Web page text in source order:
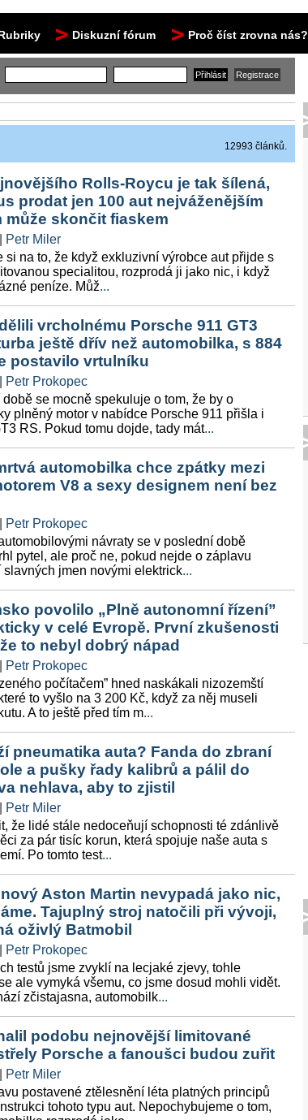
Diskuzní fórum Proč číst zrovna nás?
12993 článků.
Rolls-Roycu je tak šílená,
prodat jen 100 aut nejváženějším
může skončit fiaskem
Petr Miler
si na to, že když exkluzivní výrobce aut přijde s
specialitou, rozprodá ji jako nic, i když
peníze. Můž...
vrcholnému Porsche 911 GT3
ještě dřív než automobilka, s 884
postavilo vrtulníku
Petr Prokopec
se mocně spekuluje o tom, že by o
plněný motor v nabídce Porsche 911 přišla i
RS. Pokud tomu dojde, tady mát...
automobilka chce zpátky mezi
V8 a sexy designem není bez
Petr Prokopec
návraty se v poslední době
pytel, ale proč ne, pokud nejde o záplavu
jmen novými elektrick...
povolilo „Plně autonomní řízení”
v celé Evropě. První zkušenosti
to nebyl dobrý nápad
Petr Prokopec
počítačem” hned naskákali nizozemští
to vyšlo na 3 200 Kč, když za něj museli
A to ještě před tím m...
pneumatika auta? Fanda do zbraní
a pušky řady kalibrů a pálil do
nehlava, aby to zjistil
Petr Miler
že lidé stále nedoceňují schopnosti té zdánlivě
za pár tisíc korun, která spojuje naše auta s
Po tomto test...
Aston Martin nevypadá jako nic,
Tajuplný stroj natočili při vývoji,
oživlý Batmobil
Petr Prokopec
testů jsme zvyklí na lecjaké zjevy, tohle
ale vymyká všemu, co jsme dosud mohli vidět.
zčistajasna, automobilk...
podobu nejnovější limitované
Porsche a fanoušci budou zuřit
Petr Miler
postavené ztělesnění léta platných principů
tohoto typu aut. Nepochybujeme o tom,